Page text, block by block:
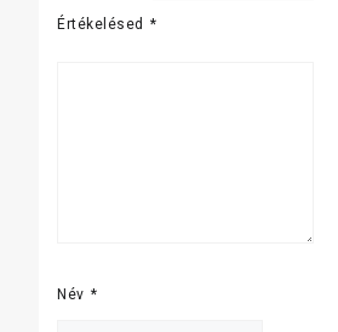
Értékelésed *
Név *